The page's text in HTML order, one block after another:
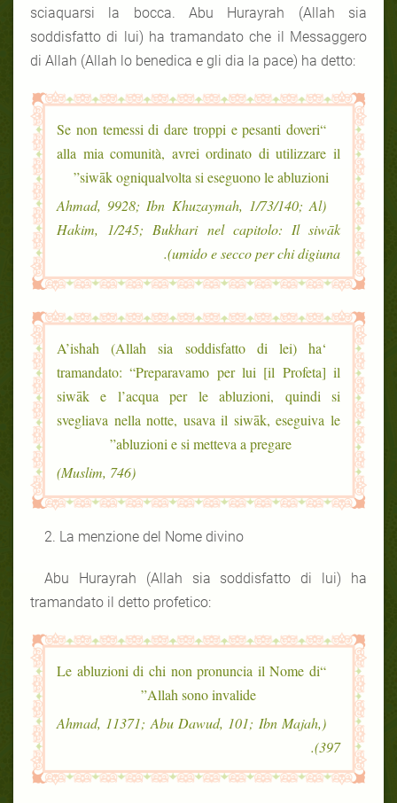
sciaquarsi la bocca. Abu Hurayrah (Allah sia
soddisfatto di lui) ha tramandato che il Messaggero
di Allah (Allah lo benedica e gli dia la pace) ha detto:
“Se non temessi di dare troppi e pesanti doveri
alla mia comunità, avrei ordinato di utilizzare il
siwāk ogniqualvolta si eseguono le abluzioni”
(Ahmad, 9928; Ibn Khuzaymah, 1/73/140; Al
Hakim, 1/245; Bukhari nel capitolo: Il siwāk
umido e secco per chi digiuna).
‘A’ishah (Allah sia soddisfatto di lei) ha
tramandato: “Preparavamo per lui [il Profeta] il
siwāk e l’acqua per le abluzioni, quindi si
svegliava nella notte, usava il siwāk, eseguiva le
abluzioni e si metteva a pregare”
(Muslim, 746)
2. La menzione del Nome divino
Abu Hurayrah (Allah sia soddisfatto di lui) ha
tramandato il detto profetico:
“Le abluzioni di chi non pronuncia il Nome di
Allah sono invalide”
(Ahmad, 11371; Abu Dawud, 101; Ibn Majah,
397).